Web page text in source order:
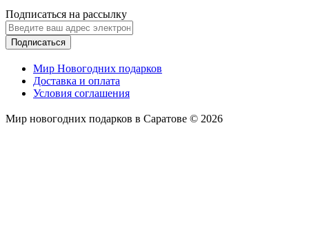
Подписаться на рассылку
Подписаться
Мир Новогодних подарков
Доставка и оплата
Условия соглашения
Мир новогодних подарков в Саратове © 2026